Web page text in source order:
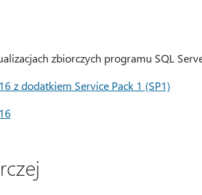
zbiorczych programu SQL
z dodatkiem Service Pack 1 (SP1)